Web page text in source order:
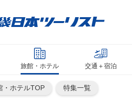
旅館・ホテル 交通＋宿泊
・ホテルTOP 特集一覧